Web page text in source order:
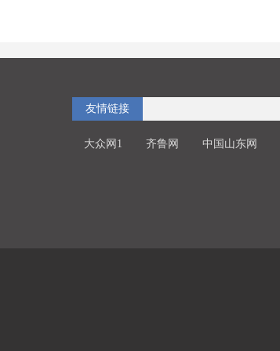
友情链接
大众网1 齐鲁网 中国山东网